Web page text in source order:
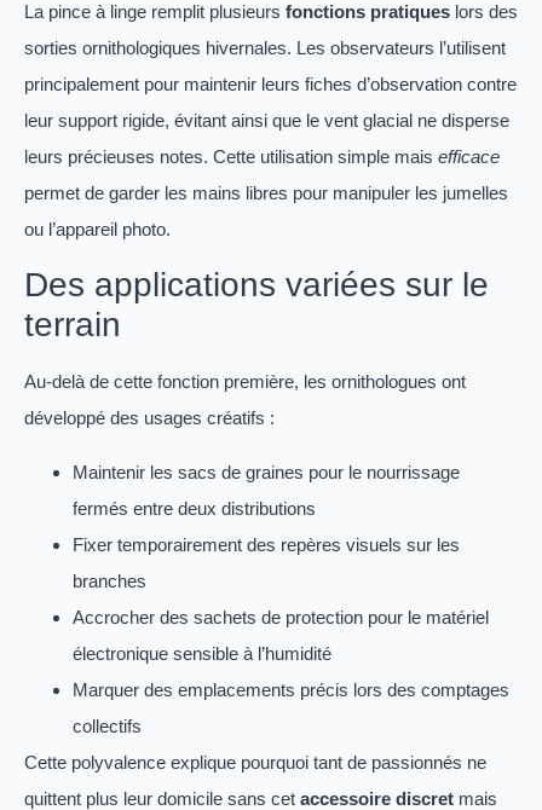
La pince à linge remplit plusieurs fonctions pratiques lors des
sorties ornithologiques hivernales. Les observateurs l’utilisent
principalement pour maintenir leurs fiches d’observation contre
leur support rigide, évitant ainsi que le vent glacial ne disperse
leurs précieuses notes. Cette utilisation simple mais efficace
permet de garder les mains libres pour manipuler les jumelles
ou l’appareil photo.
Des applications variées sur le
terrain
Au-delà de cette fonction première, les ornithologues ont
développé des usages créatifs :
Maintenir les sacs de graines pour le nourrissage
fermés entre deux distributions
Fixer temporairement des repères visuels sur les
branches
Accrocher des sachets de protection pour le matériel
électronique sensible à l’humidité
Marquer des emplacements précis lors des comptages
collectifs
Cette polyvalence explique pourquoi tant de passionnés ne
quittent plus leur domicile sans cet accessoire discret mais